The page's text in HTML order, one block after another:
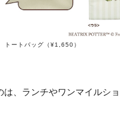
トートバッグ（¥1,650）
は、ランチやワンマイルシ